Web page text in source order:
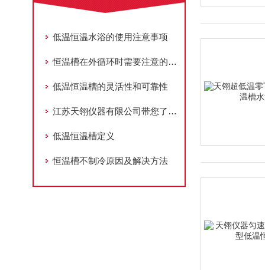
低温恒温水浴的使用注意事项
恒温槽在外循环时需要注意的事项
低温恒温槽的灵活性和可靠性
江苏天翎仪器有限公司带您了解低温恒温槽怎么选择
低温恒温槽定义
恒温槽不制冷原因及解决方法